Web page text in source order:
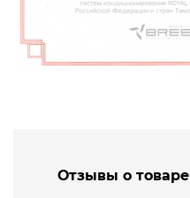
Отзывы о товаре